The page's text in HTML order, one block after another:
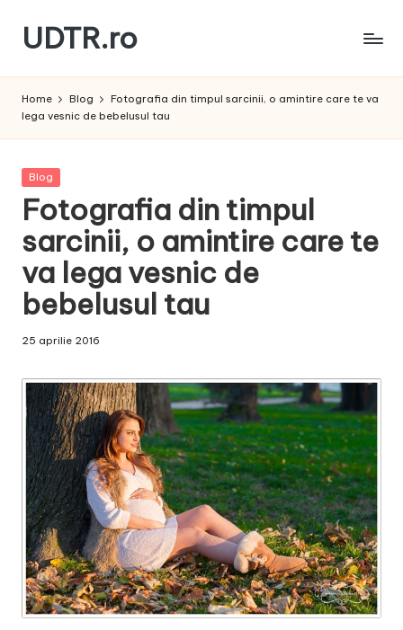
Skip
content
UDTR.ro
te
Home Blog
Fotografia din timpul sarcinii, o amintire care te va
lega vesnic de bebelusul tau
Posted
Blog
Fotografia din timpul
sarcinii, o amintire care te
va lega vesnic de
bebelusul tau
25 aprilie 2016